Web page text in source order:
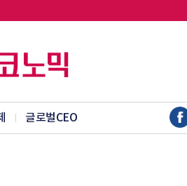
글로벌CEO